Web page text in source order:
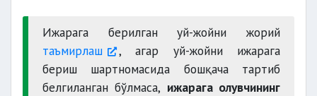
Ижарага берилган уй-жойни жорий
таъмирлаш
, агар уй-жойни ижарага
бериш шартномасида бошқача тартиб
белгиланган бўлмаса, ижарага олувчининг